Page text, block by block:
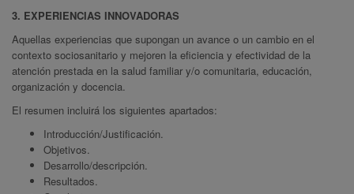
3. EXPERIENCIAS INNOVADORAS
Aquellas experiencias que supongan un avance o un cambio en el
contexto sociosanitario y mejoren la eficiencia y efectividad de la
atención prestada en la salud familiar y/o comunitaria, educación,
organización y docencia.
El resumen incluirá los siguientes apartados:
Introducción/Justificación.
Objetivos.
Desarrollo/descripción.
Resultados.